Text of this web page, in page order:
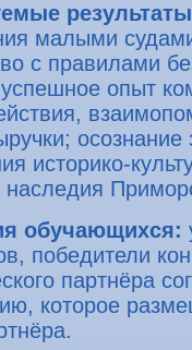
малыми
с правилами
опыт
осознание
историко-
наследия
обучающихся:
победители
партнёра
которое